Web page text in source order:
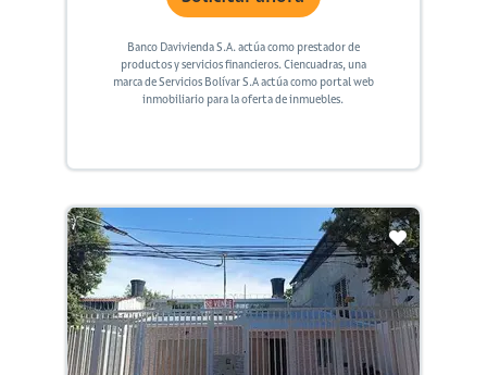
Banco Davivienda S.A. actúa como prestador de
productos y servicios financieros. Ciencuadras, una
marca de Servicios Bolívar S.A actúa como portal web
inmobiliario para la oferta de inmuebles.